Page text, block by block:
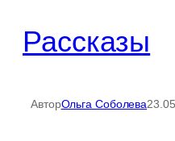
содержимому
Рассказы
АвторОльга Соболева